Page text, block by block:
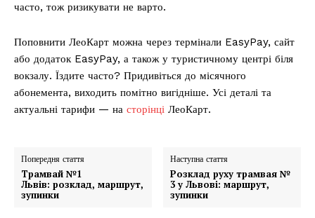
часто, тож ризикувати не варто.
Поповнити ЛеоКарт можна через термінали EasyPay, сайт
або додаток EasyPay, а також у туристичному центрі біля
вокзалу. Їздите часто? Придивіться до місячного
абонемента, виходить помітно вигідніше. Усі деталі та
актуальні тарифи — на сторінці ЛеоКарт.
Попередня стаття
Трамвай №1
Львів: розклад, маршрут,
зупинки
Наступна стаття
Розклад руху трамвая №
3 у Львові: маршрут,
зупинки